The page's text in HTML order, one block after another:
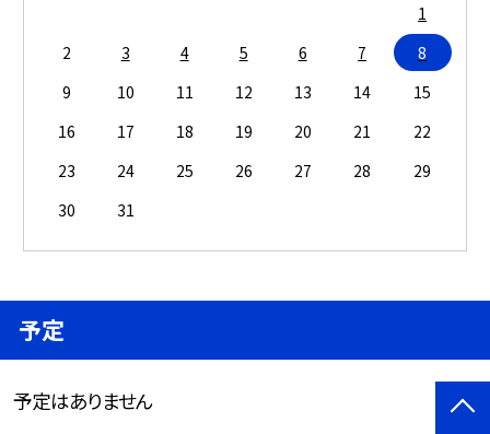
1
2
3 4 5 6 7
8
9
10 11 12 13 14
15
16
17 18 19 20 21
22
23
24 25 26 27 28
29
30
31
予定
予定はありません